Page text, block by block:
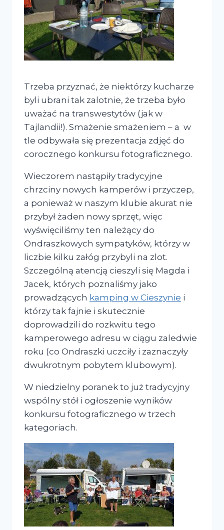
Trzeba przyznać, że niektórzy kucharze
byli ubrani tak zalotnie, że trzeba było
uważać na transwestytów (jak w
Tajlandii!). Smażenie smażeniem – a w
tle odbywała się prezentacja zdjęć do
corocznego konkursu fotograficznego.
Wieczorem nastąpiły tradycyjne
chrzciny nowych kamperów i przyczep,
a ponieważ w naszym klubie akurat nie
przybył żaden nowy sprzęt, więc
wyświęciliśmy ten należący do
Ondraszkowych sympatyków, którzy w
liczbie kilku załóg przybyli na zlot.
Szczególną atencją cieszyli się Magda i
Jacek, których poznaliśmy jako
prowadzących kamping w Cieszynie i
którzy tak fajnie i skutecznie
doprowadzili do rozkwitu tego
kamperowego adresu w ciągu zaledwie
roku (co Ondraszki uczciły i zaznaczyły
dwukrotnym pobytem klubowym).
W niedzielny poranek to już tradycyjny
wspólny stół i ogłoszenie wyników
konkursu fotograficznego w trzech
kategoriach.